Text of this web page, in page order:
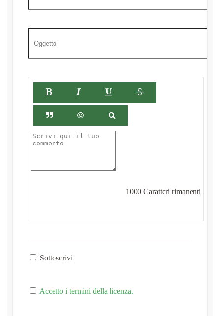
1000 Caratteri rimanenti
Sottoscrivi
Accetto i termini della licenza.